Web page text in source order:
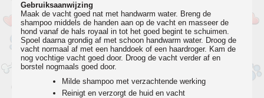
Gebruiksaanwijzing
Maak de vacht goed nat met handwarm water. Breng de
shampoo middels de handen aan op de vacht en masseer de
hond vanaf de hals royaal in tot het goed begint te schuimen.
Spoel daarna grondig af met schoon handwarm water. Droog de
vacht normaal af met een handdoek of een haardroger. Kam de
nog vochtige vacht goed door. Droog de vacht verder af en
borstel nogmaals goed door.
Milde shampoo met verzachtende werking
Reinigt en verzorgt de huid en vacht